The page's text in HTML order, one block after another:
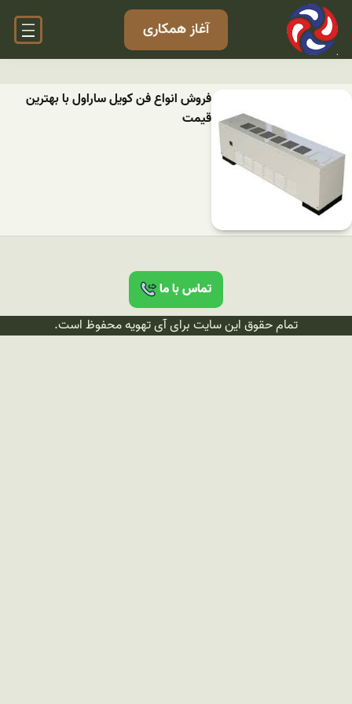
آغاز همکاری
فروش انواع فن کویل ساراول با بهترین
قیمت
تماس با ما
تمام حقوق این سایت برای آی تهویه محفوظ است.